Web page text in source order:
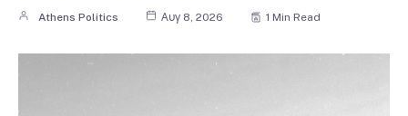
Athens Politics Αυγ 8, 2026 1 Min Read